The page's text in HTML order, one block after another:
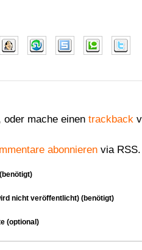
oder mache einen trackback
abonnieren via RSS.
nicht veröffentlicht) (benötigt)
(optional)